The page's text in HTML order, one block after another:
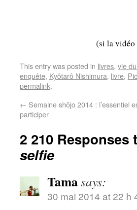
(si la vidéo
This entry was posted in livres, vie
enquête, Kyôtarô Nishimura, livre,
permalink.
← Semaine shôjo 2014 : l’essentiel
participer
2 210 Responses
selfie
Tamasays:
30 mai 2014 at 22 h